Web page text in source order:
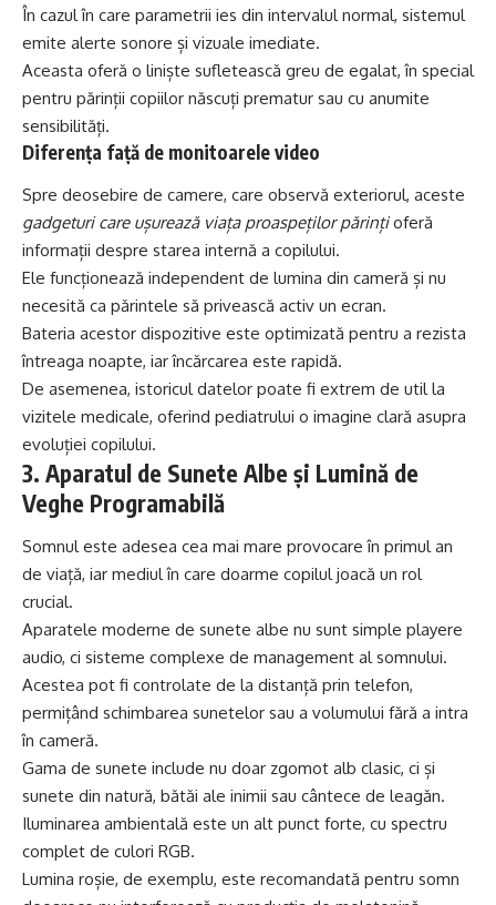
În cazul în care parametrii ies din intervalul normal, sistemul
emite alerte sonore și vizuale imediate.
Aceasta oferă o liniște sufletească greu de egalat, în special
pentru părinții copiilor născuți prematur sau cu anumite
sensibilități.
Diferența față de monitoarele video
Spre deosebire de camere, care observă exteriorul, aceste
gadgeturi care ușurează viața proaspeților părințioferă
informații despre starea internă a copilului.
Ele funcționează independent de lumina din cameră și nu
necesită ca părintele să privească activ un ecran.
Bateria acestor dispozitive este optimizată pentru a rezista
întreaga noapte, iar încărcarea este rapidă.
De asemenea, istoricul datelor poate fi extrem de util la
vizitele medicale, oferind pediatrului o imagine clară asupra
evoluției copilului.
3. Aparatul de Sunete Albe și Lumină de
Veghe Programabilă
Somnul este adesea cea mai mare provocare în primul an
de viață, iar mediul în care doarme copilul joacă un rol
crucial.
Aparatele moderne de sunete albe nu sunt simple playere
audio, ci sisteme complexe de management al somnului.
Acestea pot fi controlate de la distanță prin telefon,
permițând schimbarea sunetelor sau a volumului fără a intra
în cameră.
Gama de sunete include nu doar zgomot alb clasic, ci și
sunete din natură, bătăi ale inimii sau cântece de leagăn.
Iluminarea ambientală este un alt punct forte, cu spectru
complet de culori RGB.
Lumina roșie, de exemplu, este recomandată pentru somn